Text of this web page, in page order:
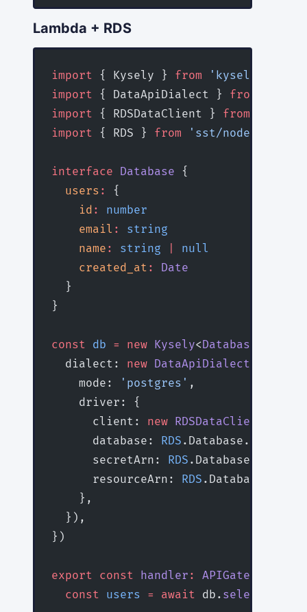
Lambda + RDS
import { Kysely } from 'kysely'
import { DataApiDialect } from
import { RDSDataClient } from
import { RDS } from 'sst/node/rds'
interface Database {
  users
:
{
    id
:
number
    email
:
string
    name
: string
null
    created_at
:
Date
  }
}
const db = new Kysely<Database
  dialect:
new DataApiDialect
    mode:
'postgres' ,
    driver: {
      client:
new RDSDataClient
      database:
RDS
      secretArn:
RDS
      resourceArn:
RDS
    },
  }),
})
export const handler :
  const
users = await db. selectFrom